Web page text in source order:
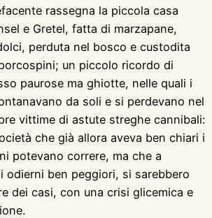
rassegna la piccola casa
e Gretel, fatta di marzapane,
perduta nel bosco e custodita
un piccolo ricordo di
paurose ma ghiotte, nelle quali i
da soli e si perdevano nel
vittime di astute streghe cannibali:
che già allora aveva ben chiari i
potevano correre, ma che a
odierni ben peggiori, si sarebbero
dei casi, con una crisi glicemica e